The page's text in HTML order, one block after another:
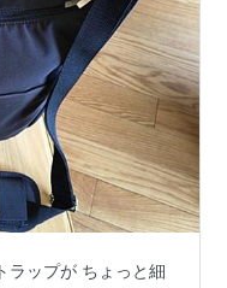
ラップが ちょっと細